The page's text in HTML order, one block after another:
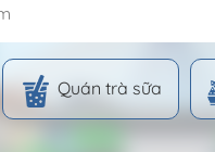
Quán trà sữa